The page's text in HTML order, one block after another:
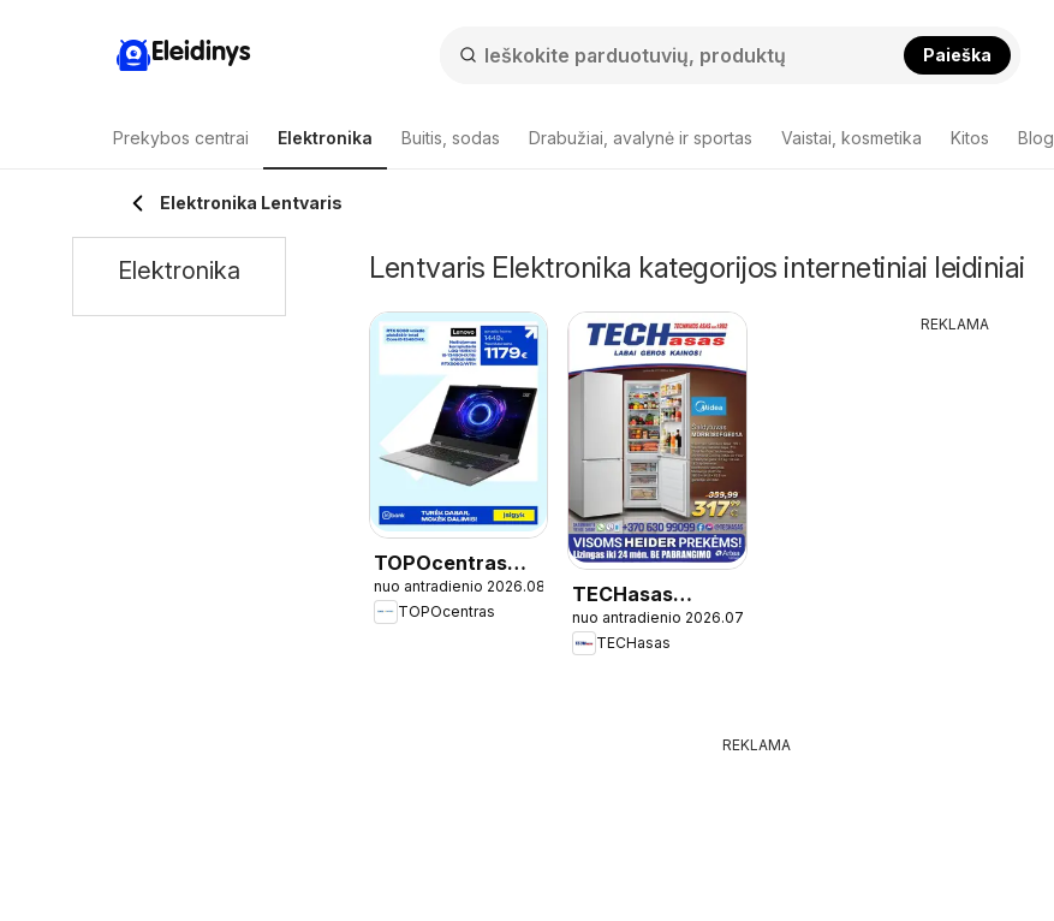
Eleidinys Paieška
Prekybos centrai Elektronika Buitis, sodas Drabužiai, avalynė ir sportas Vaistai, kosmetika Kitos Blog
Elektronika Lentvaris
Lentvaris Elektronika kategorijos internetiniai leidiniai
TOPOcentras
leidinys
nuo antradienio 2026.08.04
TOPOcentras
TECHasas
leidinys
nuo antradienio 2026.07.07
TECHasas
REKLAMA
REKLAMA
Elektronika